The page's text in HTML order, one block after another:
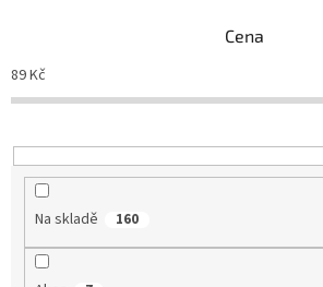
o
d
k
t
Cena
89Kč
Na skladě 160